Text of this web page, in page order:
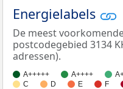
Energielabels
De meest
postcodegebied 3134
adressen).
A+++++ A++++
C
D E F